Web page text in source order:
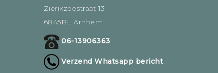
Zierikzeestraat 13
6845BL Arnhem
06-13906363
Verzend Whatsapp bericht